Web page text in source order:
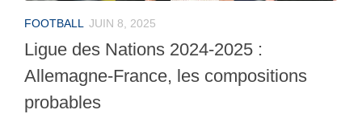
FOOTBALL JUIN 8, 2025
Ligue des Nations 2024-2025 :
Allemagne-France, les compositions
probables